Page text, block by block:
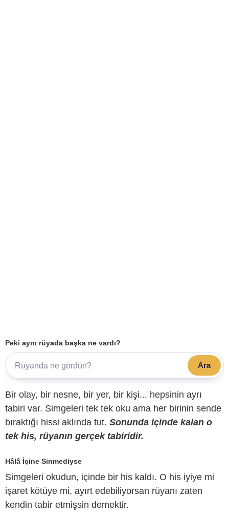
Peki aynı rüyada başka ne vardı?
Ara
Bir olay, bir nesne, bir yer, bir kişi... hepsinin ayrı
tabiri var. Simgeleri tek tek oku ama her birinin sende
bıraktığı hissi aklında tut. Sonunda içinde kalan o
tek his, rüyanın gerçek tabiridir.
Hâlâ İçine Sinmediyse
Simgeleri okudun, içinde bir his kaldı. O his iyiye mi
işaret kötüye mi, ayırt edebiliyorsan rüyanı zaten
kendin tabir etmişsin demektir.